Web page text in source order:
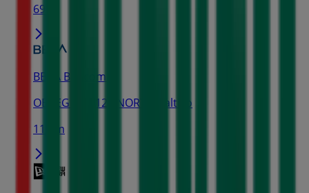
69 m
BBVA Bancomer
OBREGON 1120 NORTE, Saltillo
115 m